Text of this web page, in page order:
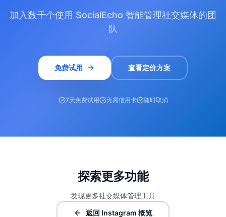
加入数千个使用 SocialEcho 智能管理社交媒体的团
队
免费试用 查看定价方案
7天免费试用 无需信用卡 随时取消
探索更多功能
发现更多社交媒体管理工具
返回 Instagram 概览